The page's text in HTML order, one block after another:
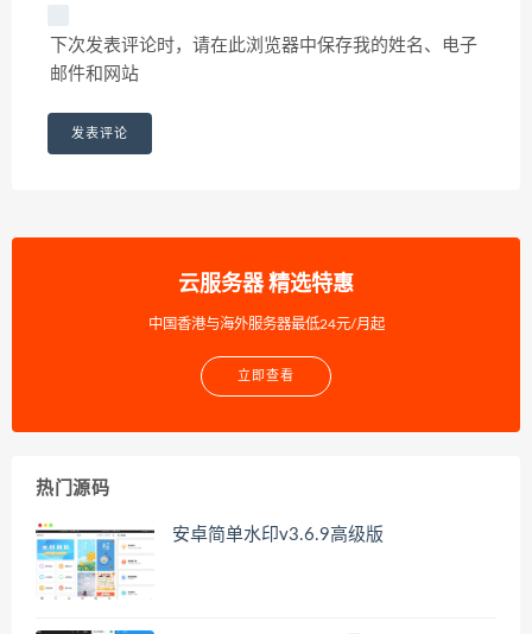
下次发表评论时，请在此浏览器中保存我的姓名、电子
邮件和网站
云服务器 精选特惠
中国香港与海外服务器最低24元/月起
立即查看
热门源码
安卓简单水印v3.6.9高级版